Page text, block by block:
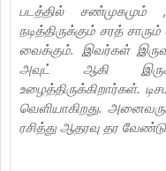
படத்தில்
நடித்திருக்கும் சரத்
வைக்கும். இவர்கள்
அவுட் ஆகி
உழைத்திருக்கிறார்கள்.
வெளியாகிறது.
ரசித்து ஆதரவு தர